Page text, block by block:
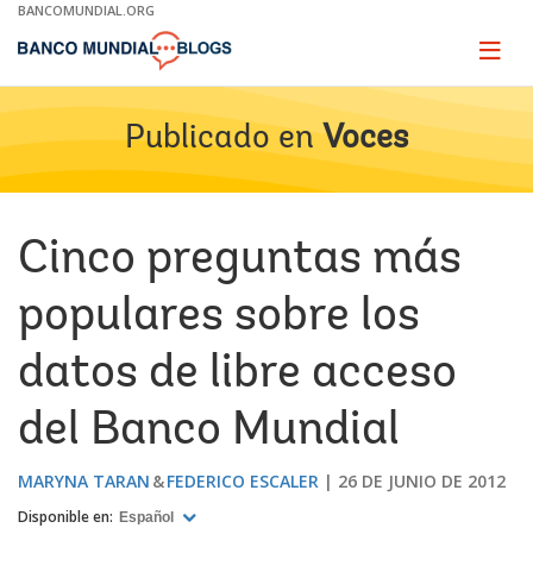
Skip
Main
BANCOMUNDIAL.ORG
Page
Publicado en Voces
Cinco preguntas más
populares sobre los
datos de libre acceso
del Banco Mundial
MARYNA TARAN FEDERICO ESCALER 26 DE JUNIO DE 2012
Disponible en: Español